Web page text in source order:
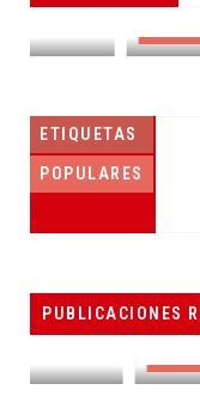
ETIQUETAS
POPULARES
PUBLICACIONES
PESCADORES